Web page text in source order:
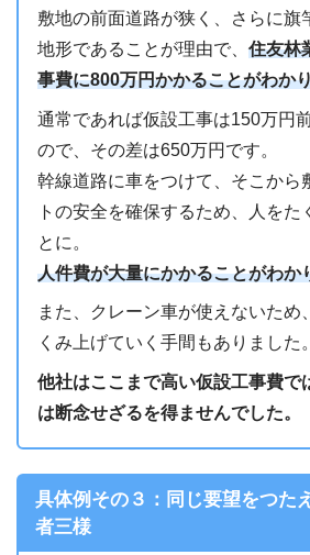
敷地の前面道路が狭く、さらに旗
地形であることが理由で、住友林
事費に800万円かかることがわか
通常であれば仮設工事は150万円
ので、その差は650万円です。
幹線道路に車をつけて、そこから
トの安全を確保するため、人をた
とに。
人件費が大量にかかることがわか
また、クレーン車が使えないため
くみ上げていく手間もありました。
他社はここまで高い仮設工事費で
は断念せざるを得ませんでした。
具体例その３：同じ要望をつた
者三様